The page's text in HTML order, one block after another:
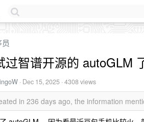
过智谱开源的 autoGLM
· Dec 15, 2025 · 4308 views
in 236 days ago, the information